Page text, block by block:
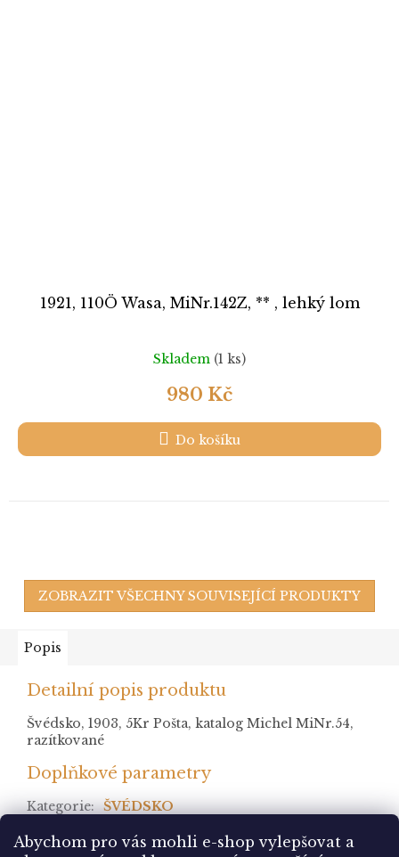
Abychom pro vás mohli e-shop vylepšovat a
1921, 110Ö Wasa, MiNr.142Z, ** , lehký lom
Skladem (1 ks)
980 Kč
Do košíku
ZOBRAZIT VŠECHNY SOUVISEJÍCÍ PRODUKTY
Popis
Detailní popis produktu
Švédsko, 1903, 5Kr Pošta, katalog Michel MiNr.54,
razítkované
Doplňkové parametry
Kategorie: ŠVÉDSKO